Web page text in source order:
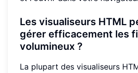
Les visualiseurs HTML
gérer efficacement les
volumineux ?
La plupart des visualiseurs